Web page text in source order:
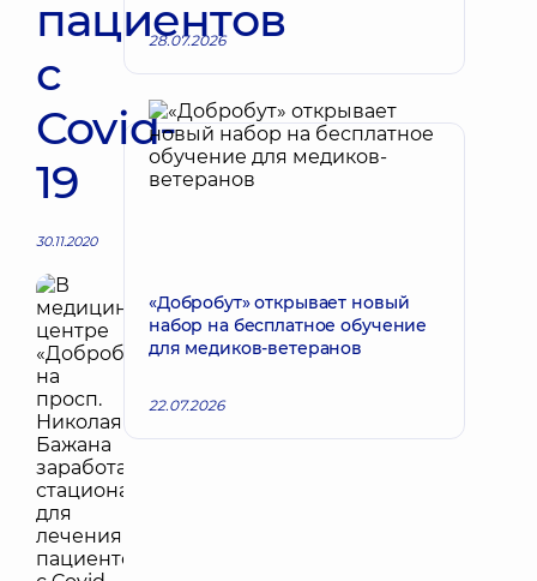
пациентов
с
Covid-
19
30.11.2020
28.07.2026
«Добробут» открывает новый
набор на бесплатное обучение
для медиков-ветеранов
22.07.2026